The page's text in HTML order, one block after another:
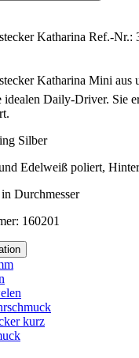
Katharina Ref.-Nr.:
Katharina Mini aus
Daily-Driver. Sie
Silber
Edelweiß poliert,
Durchmesser
160201
kurz